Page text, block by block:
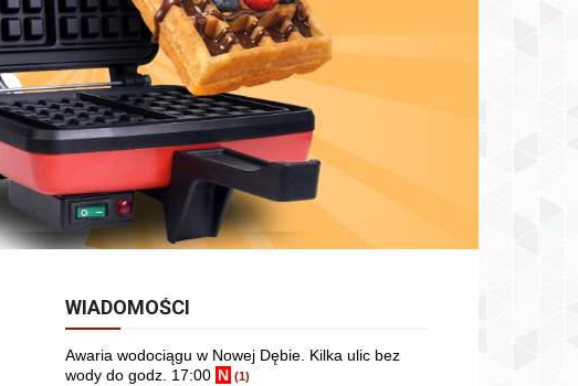
WIADOMOŚCI
Awaria wodociągu w Nowej Dębie. Kilka ulic bez
wody do godz. 17:00 N (1)